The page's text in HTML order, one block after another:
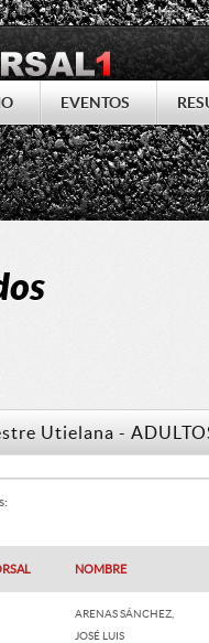
EVENTOS
Utielana -
NOMBRE
ARENAS SÁNCHEZ,
JOSÉ LUIS